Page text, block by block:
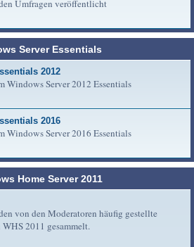
Umfragen veröffentlicht
Server Essentials
2012
Windows Server 2012 Essentials
2016
Windows Server 2016 Essentials
Home Server 2011
von den Moderatoren häufig gestellte
2011 gesammelt.